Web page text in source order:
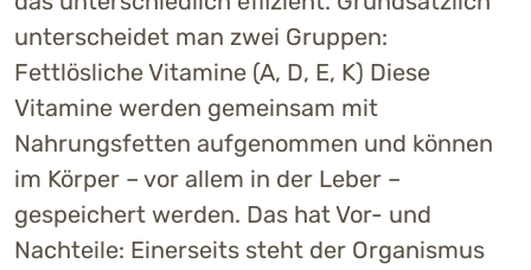
unterscheidet man zwei Gruppen:
Fettlösliche Vitamine (A, D, E, K) Diese
Vitamine werden gemeinsam mit
Nahrungsfetten aufgenommen und können
im Körper – vor allem in der Leber –
gespeichert werden. Das hat Vor- und
Nachteile: Einerseits steht der Organismus